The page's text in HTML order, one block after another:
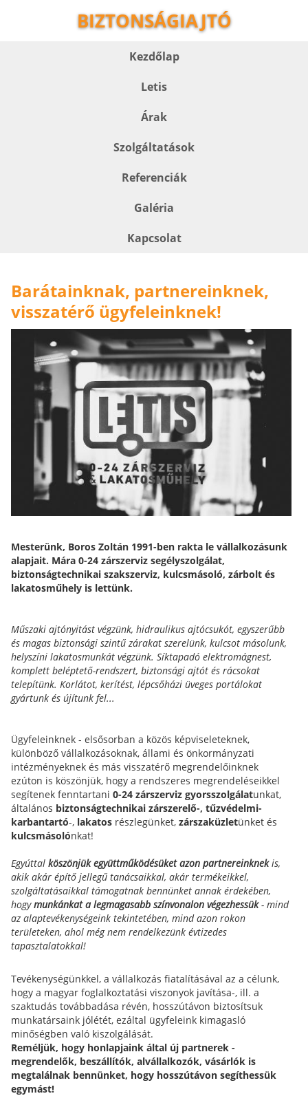
BIZTONSÁGIAJTÓ
Kezdőlap
Letis
Árak
Szolgáltatások
Referenciák
Galéria
Kapcsolat
Barátainknak, partnereinknek,
visszatérő ügyfeleinknek!
Mesterünk, Boros Zoltán 1991-ben rakta le vállalkozásunk
alapjait. Mára 0-24 zárszerviz segélyszolgálat,
biztonságtechnikai szakszerviz, kulcsmásoló, zárbolt és
lakatosműhely is lettünk.
Műszaki ajtónyitást végzünk, hidraulikus ajtócsukót, egyszerűbb
és magas biztonsági szintű zárakat szerelünk, kulcsot másolunk,
helyszíni lakatosmunkát végzünk. Síktapadó elektromágnest,
komplett beléptető-rendszert, biztonsági ajtót és rácsokat
telepítünk. Korlátot, kerítést, lépcsőházi üveges portálokat
gyártunk és újítunk fel...
Ügyfeleinknek - elsősorban a közös képviseleteknek,
különböző vállalkozásoknak, állami és önkormányzati
intézményeknek és más visszatérő megrendelőinknek
ezúton is köszönjük, hogy a rendszeres megrendeléseikkel
segítenek fenntartani 0-24 zárszerviz gyorsszolgálatunkat,
általános biztonságtechnikai zárszerelő-, tűzvédelmi-
karbantartó-, lakatos részlegünket, zárszaküzletünket és
kulcsmásolónkat!
Egyúttal köszönjük együttműködésüket azon partnereinknekis,
akik akár építő jellegű tanácsaikkal, akár termékeikkel,
szolgáltatásaikkal támogatnak bennünket annak érdekében,
hogymunkánkat a legmagasabb színvonalon végezhessük- mind
az alaptevékenységeink tekintetében, mind azon rokon
területeken, ahol még nem rendelkezünk évtizedes
tapasztalatokkal!
Tevékenységünkkel, a vállalkozás fiatalításával az a célunk,
hogy a magyar foglalkoztatási viszonyok javítása-, ill. a
szaktudás továbbadása révén, hosszútávon biztosítsuk
munkatársaink jólétét, ezáltal ügyfeleink kimagasló
minőségben való kiszolgálását.
Reméljük, hogy honlapjaink által új partnerek -
megrendelők, beszállítók, alvállalkozók, vásárlók is
megtalálnak bennünket, hogy hosszútávon segíthessük
egymást!